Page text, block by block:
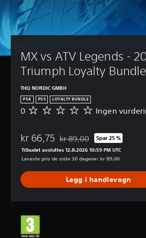
MX vs ATV Legends -
Triumph Loyalty Bundle
THQ NORDIC GMBH
PS4 PS5 LOYALTY BUNDLE
I
e
r
d
n
e
0 Ingen
kr 66,75 Nedsatt fra opprinnelig
kr 89,00 Spar 25 %
Tilbudet avsluttes 12.8.2026 10:59 PM UTC
Laveste pris de siste 30 dagene: kr 89,00
Legg i handlevogn